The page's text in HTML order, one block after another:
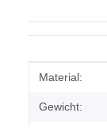
Wert
Material:
Gewicht: